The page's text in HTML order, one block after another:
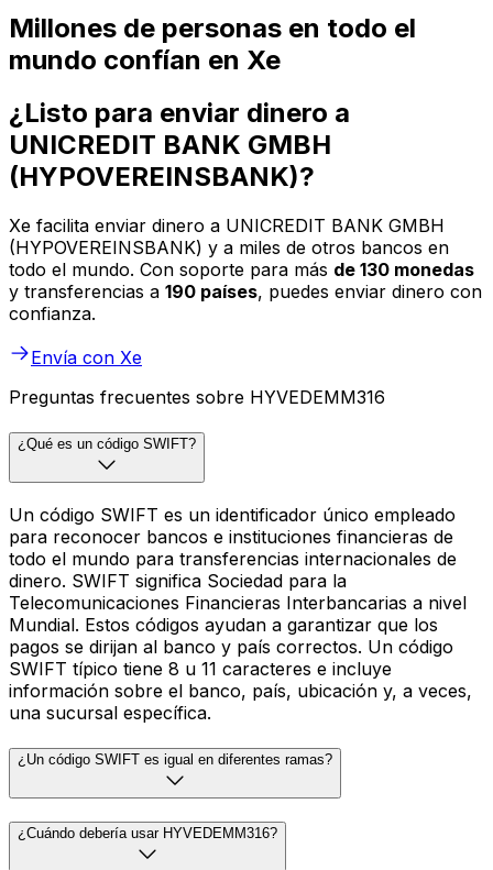
Millones de personas en todo el
mundo confían en Xe
¿Listo para enviar dinero a
UNICREDIT BANK GMBH
(HYPOVEREINSBANK)?
Xe facilita enviar dinero a UNICREDIT BANK GMBH
(HYPOVEREINSBANK) y a miles de otros bancos en
todo el mundo. Con soporte para más de 130 monedas
y transferencias a 190 países, puedes enviar dinero con
confianza.
Envía con Xe
Preguntas frecuentes sobre HYVEDEMM316
¿Qué es un código SWIFT?
Un código SWIFT es un identificador único empleado
para reconocer bancos e instituciones financieras de
todo el mundo para transferencias internacionales de
dinero. SWIFT significa Sociedad para la
Telecomunicaciones Financieras Interbancarias a nivel
Mundial. Estos códigos ayudan a garantizar que los
pagos se dirijan al banco y país correctos. Un código
SWIFT típico tiene 8 u 11 caracteres e incluye
información sobre el banco, país, ubicación y, a veces,
una sucursal específica.
¿Un código SWIFT es igual en diferentes ramas?
¿Cuándo debería usar HYVEDEMM316?